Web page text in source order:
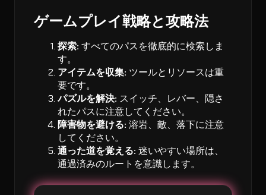
ゲームプレイ戦略と攻略法
探索: すべてのパスを徹底的に検索しま
す。
アイテムを収集: ツールとリソースは重
要です。
パズルを解決: スイッチ、レバー、隠さ
れたパスに注意してください。
障害物を避ける: 溶岩、敵、落下に注意
してください。
通った道を覚える: 迷いやすい場所は、
通過済みのルートを意識します。